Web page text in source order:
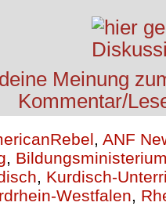
, ANF
,
, Kurdisch-
Westfalen,